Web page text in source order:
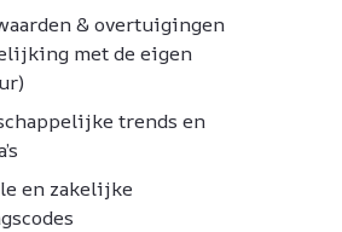
& overtuigingen
met de eigen
trends en
en zakelijke